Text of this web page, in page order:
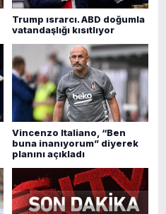
Trump ısrarcı. ABD doğumla
vatandaşlığı kısıtlıyor
Vincenzo Italiano, “Ben
buna inanıyorum” diyerek
planını açıkladı